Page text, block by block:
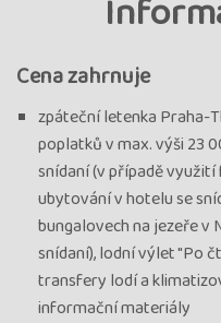
Cena zahrnuje
zpáteční letenka Praha-
poplatků v max. výši 23
snídaní (v případě
ubytování v hotelu se
bungalovech na jezeře v
snídaní), lodní výlet "Po
transfery lodí a
informační materiály